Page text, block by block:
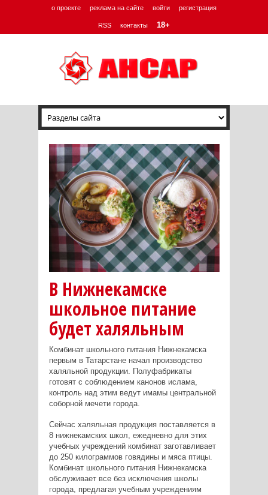
о проекте реклама на сайте войти регистрация
RSS контакты 18+
В Нижнекамске
школьное питание
будет халяльным
Комбинат школьного питания Нижнекамска
первым в Татарстане начал производство
халяльной продукции. Полуфабрикаты
готовят с соблюдением канонов ислама,
контроль над этим ведут имамы центральной
соборной мечети города.
Сейчас халяльная продукция поставляется в
8 нижнекамских школ, ежедневно для этих
учебных учреждений комбинат заготавливает
до 250 килограммов говядины и мяса птицы.
Комбинат школьного питания Нижнекамска
обслуживает все без исключения школы
города, предлагая учебным учреждениям